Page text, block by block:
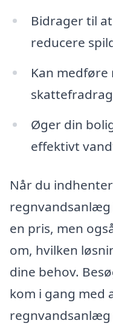
Bidrager til
reducere
Kan
Øger din
effektivt
Når du
regnvandsanlæg
en pris, men
om, hvilken
dine behov.
kom i gang med
regnvandsanlæg